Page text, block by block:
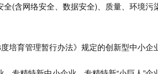
(含网络安全、数据安全)、质量、环境污
育管理暂行办法》规定的创新型中小企业